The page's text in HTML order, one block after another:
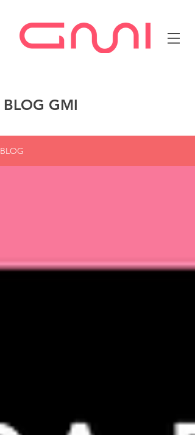
BLOG GMI
BLOG